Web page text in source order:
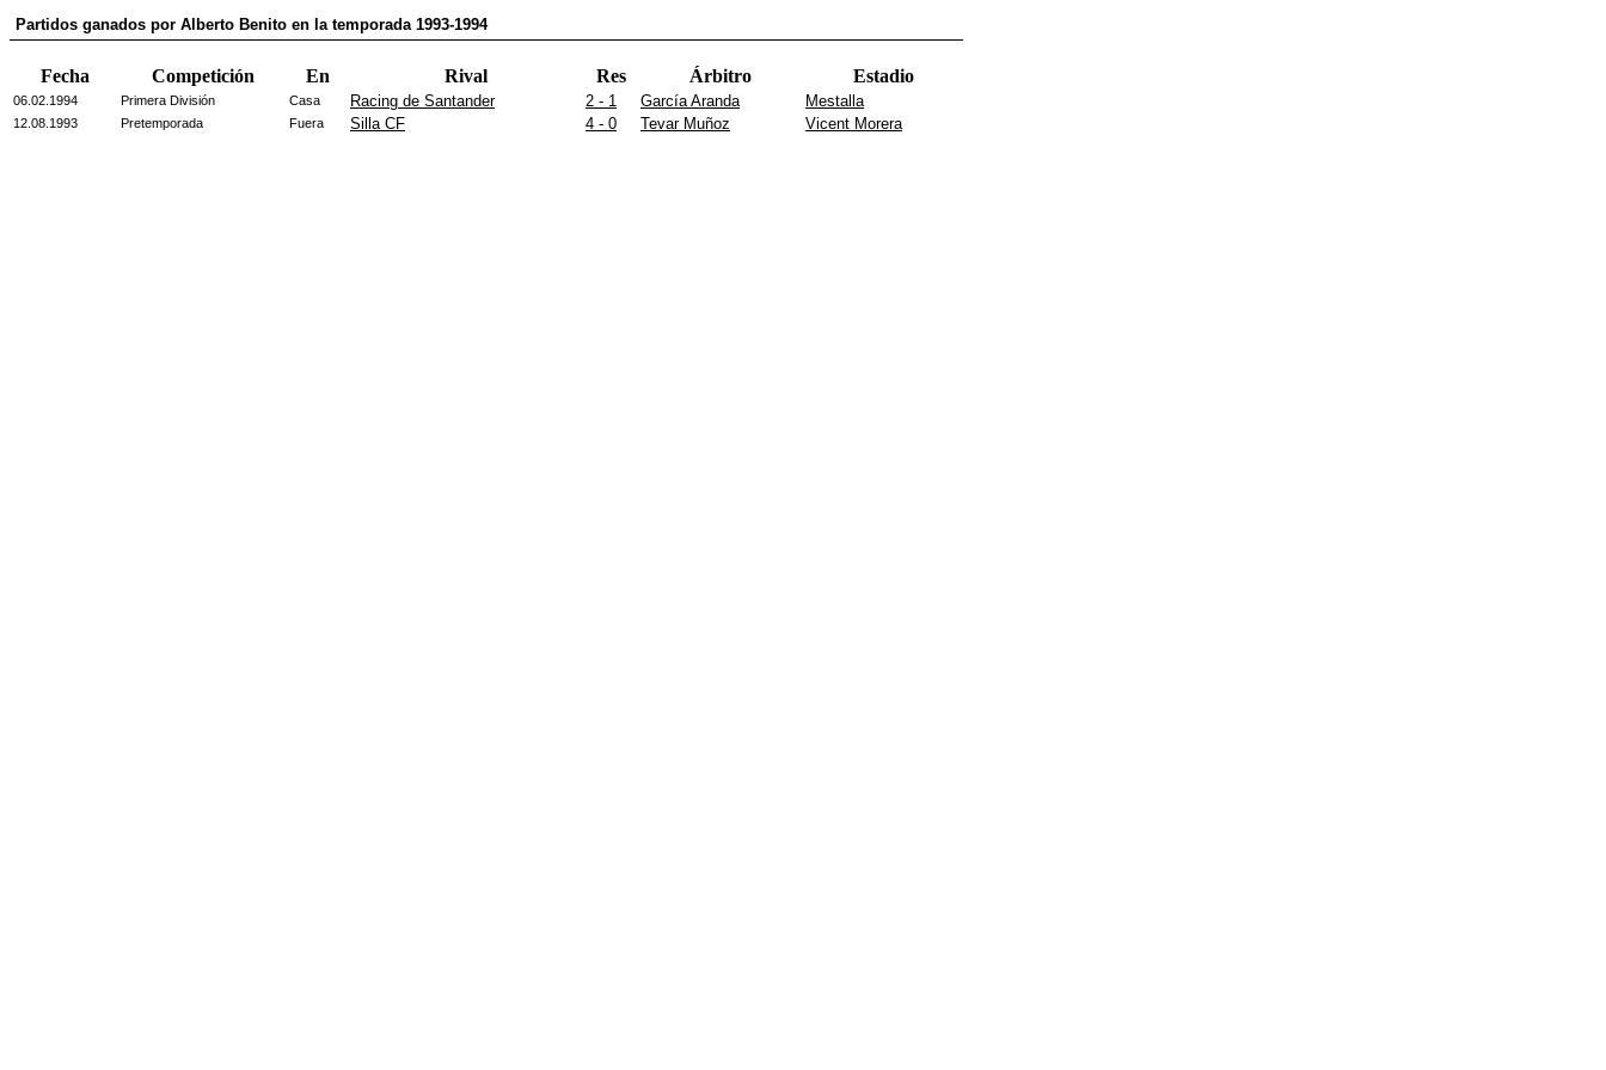
Partidos ganados por Alberto Benito en la temporada 1993-1994
Fecha Competición En Rival Res Árbitro Estadio
06.02.1994 Primera División Casa Racing de Santander 2 - 1 García Aranda Mestalla
12.08.1993 Pretemporada Fuera Silla CF 4 - 0 Tevar Muñoz Vicent Morera